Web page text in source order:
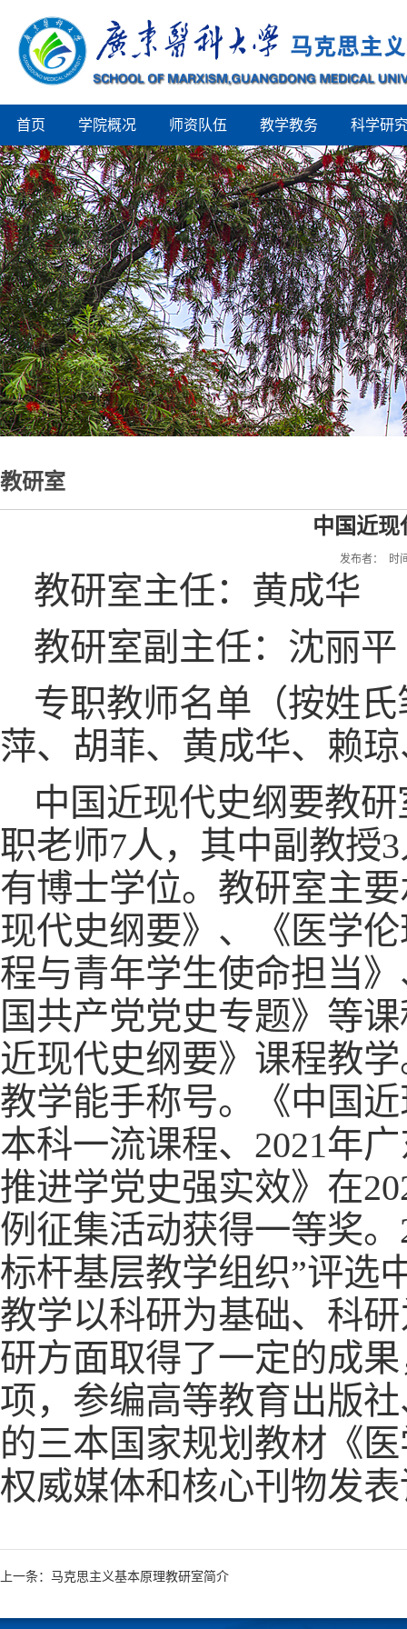
首页 学院概况 师资队伍 教学教务 科学研
教研室
中国近现
发布者： 时
教研室主任：黄成华
教研室副主任：沈丽平
专职教师名单（按姓
萍、胡菲、黄成华、赖
中国近现代史纲要教
职老师7人，其中副教授
有博士学位。教研室主
现代史纲要》、《医学
程与青年学生使命担当
国共产党党史专题》等
近现代史纲要》课程教
教学能手称号。《中国
本科一流课程、2021年
推进学党史强实效》在
例征集活动获得一等奖
标杆基层教学组织”评选
教学以科研为基础、科
研方面取得了一定的成
项，参编高等教育出版
的三本国家规划教材《
权威媒体和核心刊物发
上一条：马克思主义基本原理教研室简介